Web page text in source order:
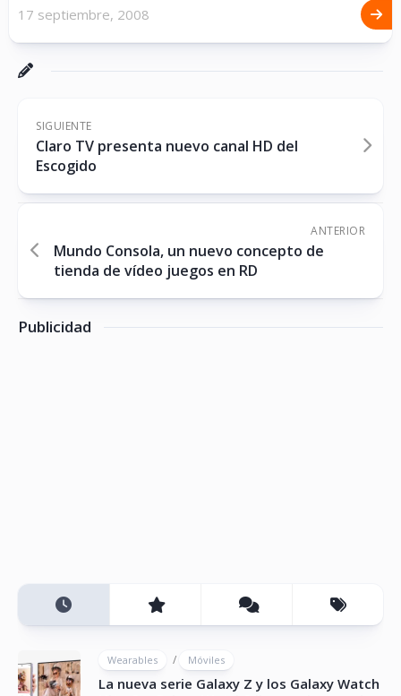
17 septiembre, 2008
SIGUIENTE
Claro TV presenta nuevo canal HD del
Escogido
ANTERIOR
Mundo Consola, un nuevo concepto de
tienda de vídeo juegos en RD
Publicidad
Wearables / Móviles
La nueva serie Galaxy Z y los Galaxy Watch